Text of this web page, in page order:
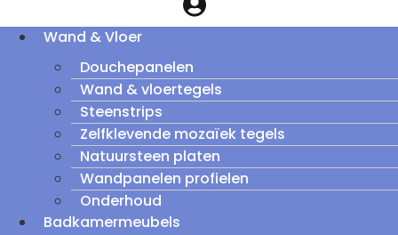
Wand & Vloer
Douchepanelen
Wand & vloertegels
Steenstrips
Zelfklevende mozaïek tegels
Natuursteen platen
Wandpanelen profielen
Onderhoud
Badkamermeubels